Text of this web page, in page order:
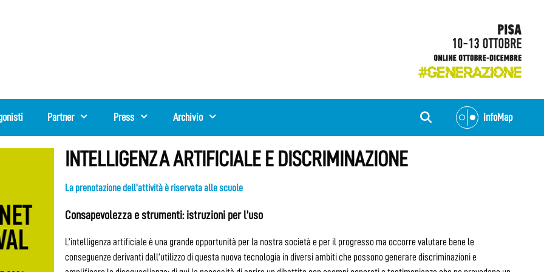
Partner Press Archivio InfoMap
INTELLIGENZA ARTIFICIALE E DISCRIMINAZIONE
La prenotazione dell’attività è riservata alle scuole
Consapevolezza e strumenti: istruzioni per l’uso
L’intelligenza artificiale è una grande opportunità per la nostra società e per il progresso ma occorre valutare bene le
conseguenze derivanti dall’utilizzo di questa nuova tecnologia in diversi ambiti che possono generare discriminazioni e